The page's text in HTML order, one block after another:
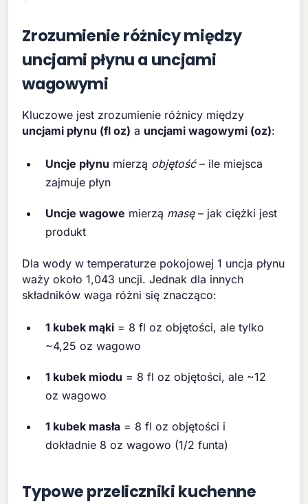
Zrozumienie różnicy między
uncjami płynu a uncjami
wagowymi
Kluczowe jest zrozumienie różnicy między
uncjami płynu (fl oz) a uncjami wagowymi (oz):
Uncje płynu mierzą objętość– ile miejsca
zajmuje płyn
Uncje wagowe mierzą masę– jak ciężki jest
produkt
Dla wody w temperaturze pokojowej 1 uncja płynu
waży około 1,043 uncji. Jednak dla innych
składników waga różni się znacząco:
1 kubek mąki = 8 fl oz objętości, ale tylko
~4,25 oz wagowo
1 kubek miodu = 8 fl oz objętości, ale ~12
oz wagowo
1 kubek masła = 8 fl oz objętości i
dokładnie 8 oz wagowo (1/2 funta)
Typowe przeliczniki kuchenne